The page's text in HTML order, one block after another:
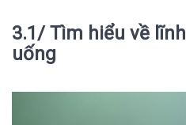
3.1/ Tìm hiểu về
uống